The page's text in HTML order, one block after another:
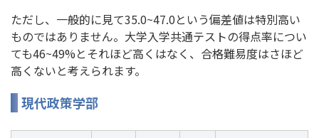
ただし、一般的に見て35.0~47.0という偏差値は特別高い
ものではありません。大学入学共通テストの得点率につい
ても46~49%とそれほど高くはなく、合格難易度はさほど
高くないと考えられます。
現代政策学部